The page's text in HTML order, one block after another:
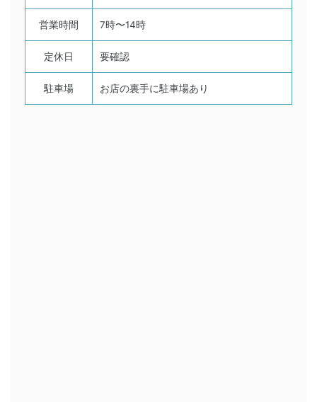
営業時間 7時〜14時
定休日 要確認
駐車場 お店の裏手に駐車場あり